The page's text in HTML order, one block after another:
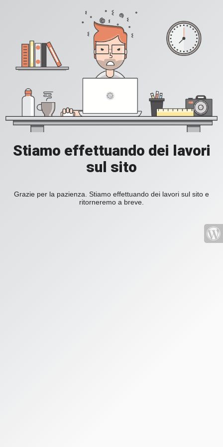
Stiamo effettuando dei lavori
sul sito
Grazie per la pazienza. Stiamo effettuando dei lavori sul sito e
ritorneremo a breve.